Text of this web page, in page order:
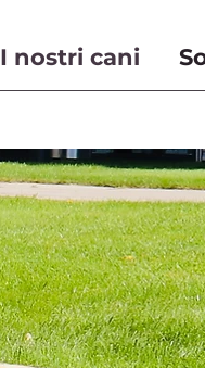
I nostri cani